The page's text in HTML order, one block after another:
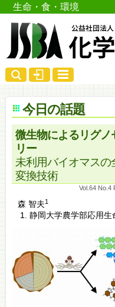
生命・食・環境
今日の話題
微生物によるリグ
リー
未利用バイオマス
変換技術
Vol.64 No.4
森 智夫1
静岡大学農学部応用生